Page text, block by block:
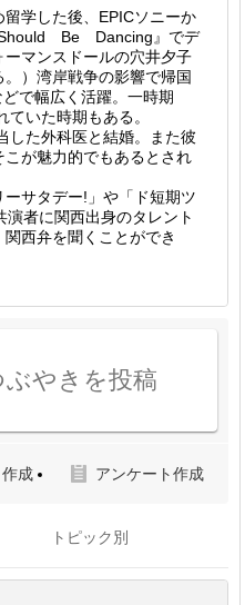
学した後、EPICソニーか
Should Be Dancing』でデ
マンスドールの穴井夕子
）湾岸戦争の影響で帰国
で幅広く活躍。一時期
いた時期もある。
した外科医と結婚。また彼
が魅力的でもあるとされ
サタデー!」や「ド短期ツ
者に関西出身のタレント
西弁を聞くことができ
やきを投稿
成 アンケート作成
トピック別